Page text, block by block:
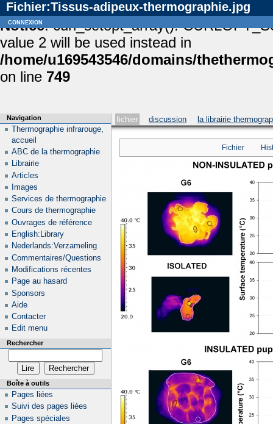
Notice: curl_setopt_array():
value 2 will be used instead in
/home/u169543546/domains/
on line 749
Fichier:Tissus-adipeux-thermographie.jpg
fichier discussion la librairie
Fichier
Navigation
Thermographie infrarouge,
accueil
ABC de la thermographie
Librairie
Articles
Images
Services de thermographie
Cours de thermographie
Ouvrages de référence
English:Library
Nederlands:Verzameling
Commentaires/Questions
Modifications récentes
Page au hasard
Sponsors
Aide
Contacter
Edit menu
Rechercher
Boîte à outils
Pages liées
Suivi des pages liées
Pages spéciales
connexion